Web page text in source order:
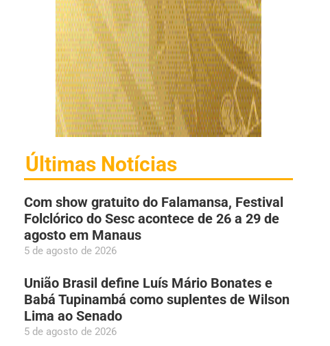
Últimas Notícias
Com show gratuito do Falamansa, Festival
Folclórico do Sesc acontece de 26 a 29 de
agosto em Manaus
5 de agosto de 2026
União Brasil define Luís Mário Bonates e
Babá Tupinambá como suplentes de Wilson
Lima ao Senado
5 de agosto de 2026